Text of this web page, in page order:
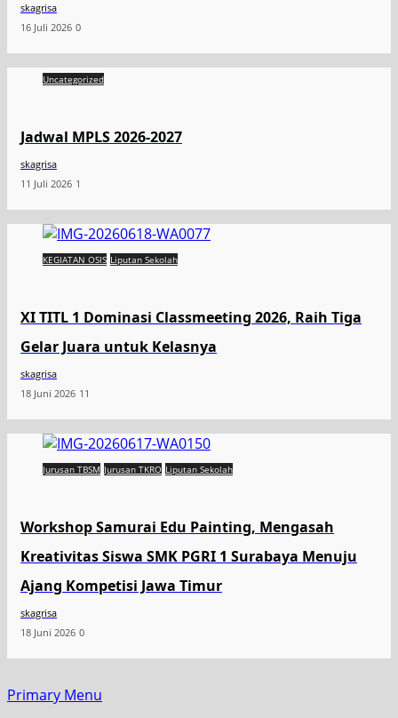
skagrisa
16 Juli 2026 0
Uncategorized
Jadwal MPLS 2026-2027
skagrisa
11 Juli 2026 1
KEGIATAN OSIS Liputan Sekolah
XI TITL 1 Dominasi Classmeeting 2026, Raih Tiga
Gelar Juara untuk Kelasnya
skagrisa
18 Juni 2026 11
Jurusan TBSM Jurusan TKRO Liputan Sekolah
Workshop Samurai Edu Painting, Mengasah
Kreativitas Siswa SMK PGRI 1 Surabaya Menuju
Ajang Kompetisi Jawa Timur
skagrisa
18 Juni 2026 0
Primary Menu